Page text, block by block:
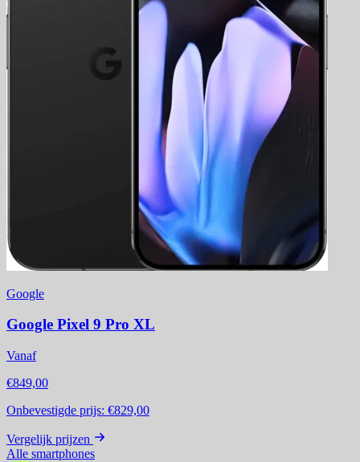
Google
Google Pixel 9 Pro XL
Vanaf
€849,00
Onbevestigde prijs: €829,00
Vergelijk prijzen
Alle smartphones